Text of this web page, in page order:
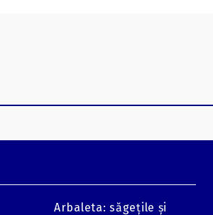
Arbaleta: săgețile și